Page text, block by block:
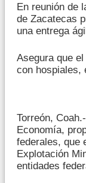
En reunión de
de Zacatecas
una entrega
Asegura que
con hospiales,
Torreón,
Economía,
federales, que
Explotación
entidades